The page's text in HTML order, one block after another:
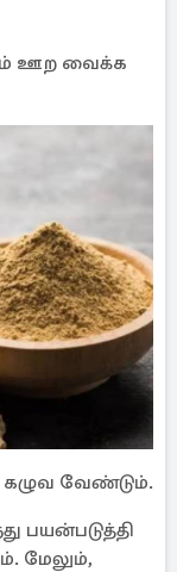
ஊற வைக்க
கழுவ வேண்டும்.
பயன்படுத்தி
மேலும்,